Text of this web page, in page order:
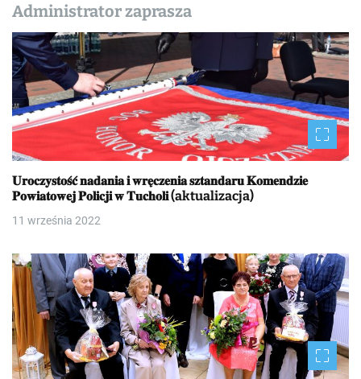
Administrator zaprasza
𝐔𝐫𝐨𝐜𝐳𝐲𝐬𝐭𝐨𝐬́𝐜́ 𝐧𝐚𝐝𝐚𝐧𝐢𝐚 𝐢 𝐰𝐫𝐞̨𝐜𝐳𝐞𝐧𝐢𝐚 𝐬𝐳𝐭𝐚𝐧𝐝𝐚𝐫𝐮 𝐊𝐨𝐦𝐞𝐧𝐝𝐳𝐢𝐞
𝐏𝐨𝐰𝐢𝐚𝐭𝐨𝐰𝐞𝐣 𝐏𝐨𝐥𝐢𝐜𝐣𝐢 𝐰 𝐓𝐮𝐜𝐡𝐨𝐥𝐢 (aktualizacja)
11 września 2022